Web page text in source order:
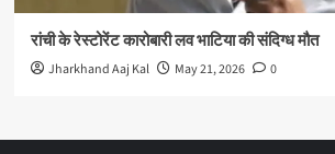
रांची के रेस्टोरेंट कारोबारी लव भाटिया की संदिग्ध मौत
Jharkhand Aaj Kal May 21, 2026 0